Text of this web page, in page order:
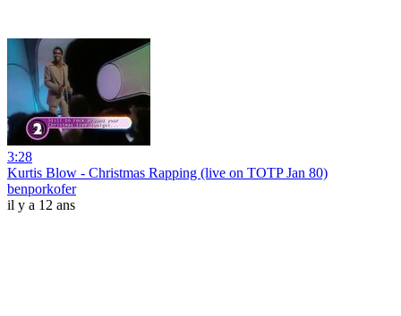
3:28
Kurtis Blow - Christmas Rapping (live on TOTP Jan 80)
benporkofer
il y a 12 ans